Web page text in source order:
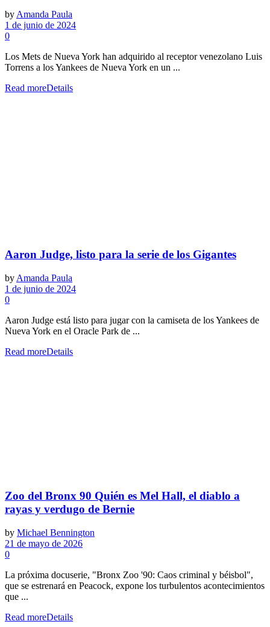
by Amanda Paula
1 de junio de 2024
0
Los Mets de Nueva York han adquirido al receptor venezolano Luis
Torrens a los Yankees de Nueva York en un ...
Read moreDetails
Aaron Judge, listo para la serie de los Gigantes
by Amanda Paula
1 de junio de 2024
0
Aaron Judge está listo para jugar con la camiseta de los Yankees de
Nueva York en el Oracle Park de ...
Read moreDetails
Zoo del Bronx 90 Quién es Mel Hall, el diablo a
rayas y verdugo de Bernie
by Michael Bennington
21 de mayo de 2026
0
La próxima docuserie, "Bronx Zoo '90: Caos criminal y béisbol",
que se estrenará en Peacock, expone los turbulentos acontecimientos
que ...
Read moreDetails